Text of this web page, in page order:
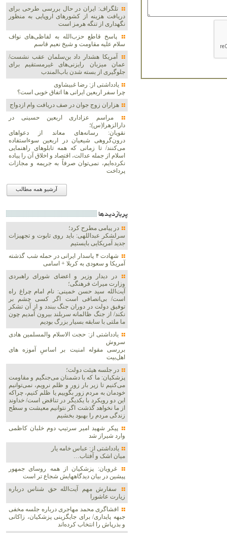
تلگراف: ایران در حال بررسی طرحی برای
دریافت هزینه از کشورهای اروپایی به منظور
نگهداری از تنگه هرمز است
پاسخ قاطع حزب‌الله به لفاظی‌های نواف
سلام علیه مقاومت و شیخ نعیم قاسم
آمریکا هشدار داد بن‌سلمان عقب نشست/
عمان میزبان رایزنی‌های غیرمستقیم برای
جلوگیری از بسته شدن باب‌المندب
یادداشتی از: رضا غبیشاوی
چرا سفر اربعین ایرانی ها اتفاق خوبی است؟
هزاران زوج‌ جوان در صف دریافت وام ازدواج
مراسم عزاداری اربعین حسینی در
دارالزهرا(س)؛
نقویان: رسانه‌های معاند از دعواهای
درون‌گروهی شیعیان در اربعین سوءاستفاده
می‌کنند/ تا زمانی که همه تابلوهای راهنمایی
اسلام از جمله عدالت، اقتصاد و اخلاق آن را پیاده
نکرده‌ایم، نمی‌توان صرفاً به جریمه و مجازات
پرداخت
آرشیو همه مطالب
پربازديدها
در پیامی مطرح کرد؛
سرلشکر عبداللهی: باید روی تابوت و تجهیزات
جدید آمریکایی بایستیم
شهادت ۴ پاسدار ایرانی در حمله شب گذشته
آمریکا و سعودی به کربلا + اسامی
در دیدار وزیر و اعضای شورای راهبردی
وزارت‌ میراث فرهنگی؛
آیت‌الله سید حسن خمینی: نام امام چراغ راه
است/ بی‌انصافی است‌ اگر کسی چشم بر
توفیق دولت‌ در دوران جنگ ببندد و از آن تشکر
نکند/ از جنگ ظالمانه سربلند بیرون آمدیم چون
ما ملتی با سابقه بسیار بزرگ بودیم
یادداشتی از: حجت الاسلام والمسلمین هادی
سروش
بررسی مقوله امنیت بر اساسِ آموزه های
اهل‌بیت
در جلسه هیئت دولت؛
پزشکیان: ما که با دشمنان می‌جنگیم و مقاومت
می‌کنیم تا زیر بار زور و ظلم نرویم، نمی‌توانیم
خودمان به مردم زور بگوییم یا ظلم کنیم، چراکه
این دو رویکرد با یکدیگر در تناقض است/ خداوند
از ما نخواهد گذشت اگر نتوانیم معیشت و سطح
زندگی مردم را بهبود بخشیم
پیکر شهید امیر سرتیپ دوم خلبان کاظمی
وارد شیراز شد
یادداشتی از: عباس خامه یار
میان اشک و آفتاب…
غرویان: پزشکیان از همه روسای جمهور
پیشین در بیان دیدگاههایش شجاع تر است
سفارش مهم آیت‌الله حق شناس درباره
زیارت عاشورا
افشاگری محمد مهاجری درباره جلسه مخفی
جبهه پایداری/ برای جایگزینی پزشکیان، زاکانی
و بذرپاش را انتخاب کرده‌اند